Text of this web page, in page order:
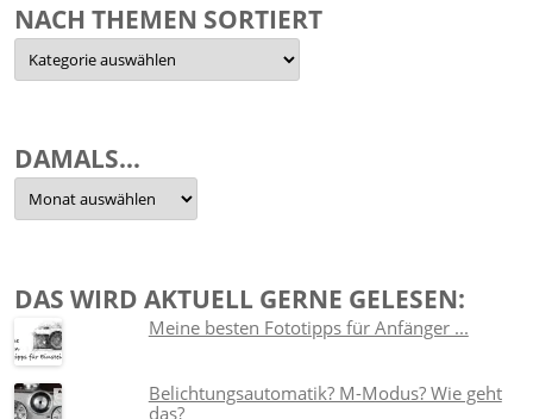
NACH THEMEN SORTIERT
Nach
Themen
sortiert
DAMALS…
Damals…
DAS WIRD AKTUELL GERNE GELESEN:
Meine besten Fototipps für Anfänger ...
Belichtungsautomatik? M-Modus? Wie geht
das?